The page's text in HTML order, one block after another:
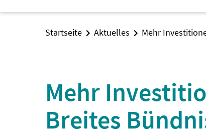
Startseite Aktuelles Mehr
Mehr
Breites